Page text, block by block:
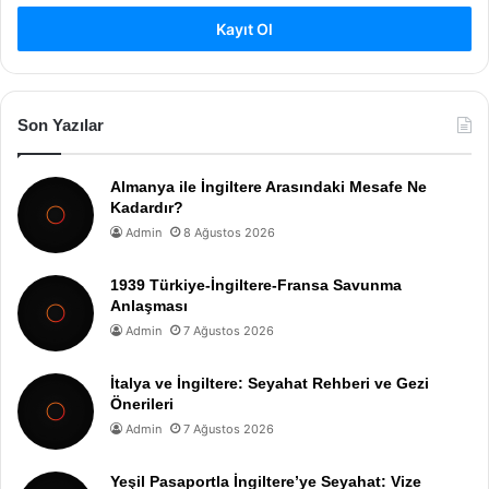
Kayıt Ol
Son Yazılar
Almanya ile İngiltere Arasındaki Mesafe Ne
Kadardır?
Admin 8 Ağustos 2026
1939 Türkiye-İngiltere-Fransa Savunma
Anlaşması
Admin 7 Ağustos 2026
İtalya ve İngiltere: Seyahat Rehberi ve Gezi
Önerileri
Admin 7 Ağustos 2026
Yeşil Pasaportla İngiltere’ye Seyahat: Vize